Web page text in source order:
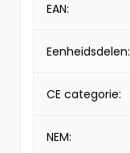
EAN:
Eenheidsdelen:
CE categorie:
NEM: